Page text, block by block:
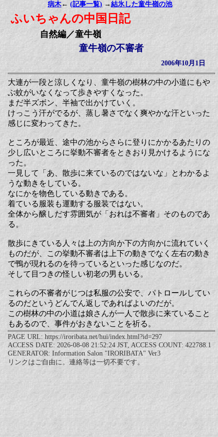
病木 ← (記事一覧) →結氷した童牛嶺の池
ふいちゃんの中国日記
自然編／童牛嶺
童牛嶺の不審者
2006年10月1日
大連が一段と涼しくなり、童牛嶺の樹林の中の小道にもや
ぶ蚊がいなくなって歩きやすくなった。
まだ半ズボン、半袖で出かけていく。
けっこう汗がでるが、蒸し暑さでなく爽やかな汗といった
感じに変わってきた。
ところが最近、途中の池からさらに登りにかかるあたりの
少し広いところに挙動不審者をときおり見かけるようにな
った。
一見して「あ、散歩に来ているのではないな」とわかるよ
うな動きをしている。
なにかを物色している動きである。
着ている服装も運動する服装ではない。
全体から醸しだす雰囲気が「おれは不審者」そのものであ
る。
散歩にきている人々は上の方向か下の方向かに流れていく
ものだが、この挙動不審者は上下の動きでなく左右の動き
で鴨が現れるのを待っているといった感じなのだ。
そして目つきの怪しい初老の男もいる。
これらの不審者がじつは私服の公安で、パトロールしてい
るのだというどんでん返しであればよいのだが。
この樹林の中の小道は娘さんが一人で散歩に来ていること
もあるので、事件がおきないことを祈る。